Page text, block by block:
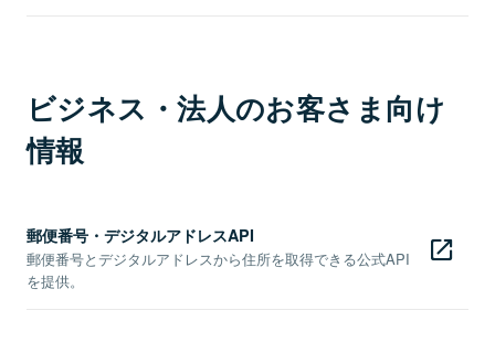
ビジネス・法人のお客さま向け
情報
郵便番号・デジタルアドレスAPI
郵便番号とデジタルアドレスから住所を取得できる公式API
を提供。